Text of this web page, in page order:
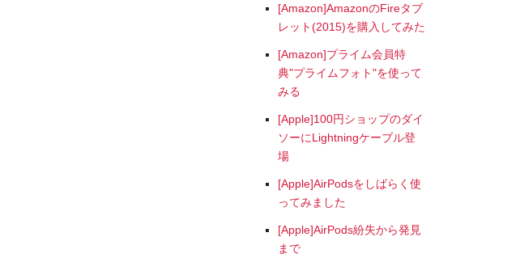
[Amazon]AmazonのFireタブ
レット(2015)を購入してみた
[Amazon]プライム会員特
典"プライムフォト"を使って
みる
[Apple]100円ショップのダイ
ソーにLightningケーブル登
場
[Apple]AirPodsをしばらく使
ってみました
[Apple]AirPods紛失から発見
まで